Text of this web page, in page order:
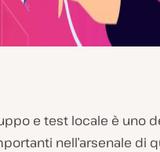
e test locale è uno
nell’arsenale di